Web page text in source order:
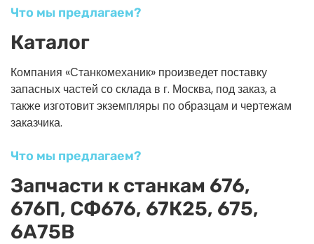
Что мы предлагаем?
Каталог
Компания «Станкомеханик» произведет поставку
запасных частей со склада в г. Москва, под заказ, а
также изготовит экземпляры по образцам и чертежам
заказчика.
Что мы предлагаем?
Запчасти к станкам 676,
676П, СФ676, 67К25, 675,
6А75В